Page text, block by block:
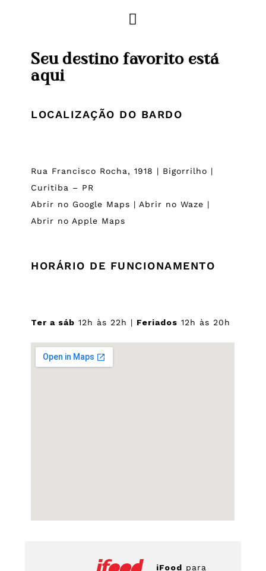
Seu destino favorito está
aqui
LOCALIZAÇÃO DO BARDO
Rua Francisco Rocha, 1918 | Bigorrilho |
Curitiba – PR
Abrir no Google Maps | Abrir no Waze |
Abrir no Apple Maps
HORÁRIO DE FUNCIONAMENTO
Ter a sáb 12h às 22h | Feriados 12h às 20h
iFood para